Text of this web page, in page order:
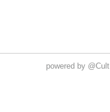
powered by @Cult